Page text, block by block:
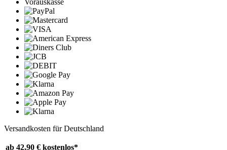
Versandkosten für Deutschland
ab 42,90 € kostenlos*